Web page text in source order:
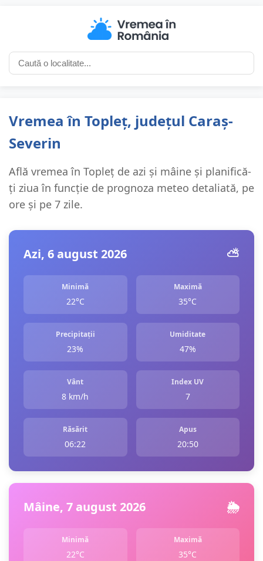
Vremea în Topleț, județul Caraș-
Severin
Află vremea în Topleț de azi și mâine și planifică-
ți ziua în funcție de prognoza meteo detaliată, pe
ore și pe 7 zile.
Azi, 6 august 2026 ⛅️
Minimă
22°C
Maximă
35°C
Precipitații
23%
Umiditate
47%
Vânt
8 km/h
Index UV
7
Răsărit
06:22
Apus
20:50
Mâine, 7 august 2026 🌦️
Minimă
22°C
Maximă
35°C